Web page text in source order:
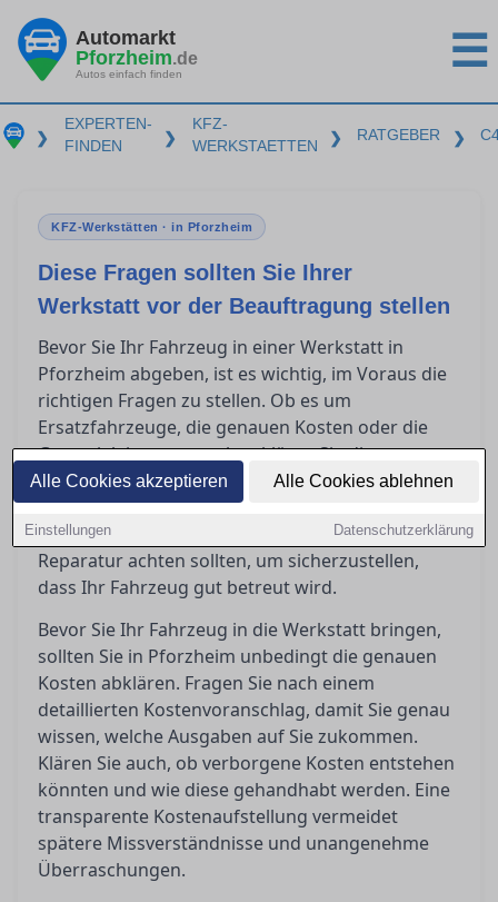
Alle Cookies akzeptieren Alle Cookies ablehnen
Einstellungen Datenschutzerklärung
Automarkt
Pforzheim.de
Autos einfach finden ☰
❯
EXPERTEN-
FINDEN
❯
KFZ-
WERKSTAETTEN
❯ RATGEBER ❯
KFZ-Werkstätten · in Pforzheim
Diese Fragen sollten Sie Ihrer
Werkstatt vor der Beauftragung stellen
Bevor Sie Ihr Fahrzeug in einer Werkstatt in
Pforzheim abgeben, ist es wichtig, im Voraus die
richtigen Fragen zu stellen. Ob es um
Ersatzfahrzeuge, die genauen Kosten oder die
Garantieleistungen geht – klären Sie diese
Punkte, um unangenehme Überraschungen zu
vermeiden. In diesem Ratgeber erfahren Sie,
worauf Sie vor, während und nach einer
Reparatur achten sollten, um sicherzustellen,
dass Ihr Fahrzeug gut betreut wird.
Bevor Sie Ihr Fahrzeug in die Werkstatt bringen,
sollten Sie in Pforzheim unbedingt die genauen
Kosten abklären. Fragen Sie nach einem
detaillierten Kostenvoranschlag, damit Sie genau
wissen, welche Ausgaben auf Sie zukommen.
Klären Sie auch, ob verborgene Kosten entstehen
könnten und wie diese gehandhabt werden. Eine
transparente Kostenaufstellung vermeidet
spätere Missverständnisse und unangenehme
Überraschungen.